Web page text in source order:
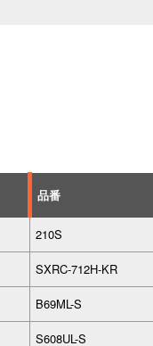
品番
210S
SXRC-712H-KR
B69ML-S
S608UL-S